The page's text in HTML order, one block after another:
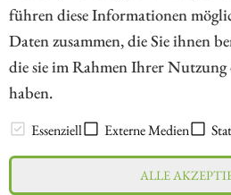
führen diese Informationen
Daten zusammen, die Sie ihnen
die sie im Rahmen Ihrer Nutzung
haben.
Essenziell Externe Medien
ALLE
// kapitalerhoehungen.de - © 2026 -
Investoren und Unternehmen rund um
und Unternehmensfinanzierung
LEXIKON